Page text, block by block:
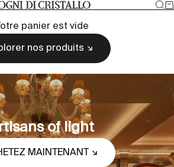
di cristallo
panier est vide
nos produits
of light
MAINTENANT